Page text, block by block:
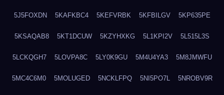
5J5FOXDN 5KAFKBC4 5KEFVRBK 5KFBILGV 5KP635PE
5KSAQAB8 5KT1DCUW 5KZYHXKG 5L1KPI2V 5L515L3S
5LCKQGH7 5LOVPA8C 5LY0K9GU 5M4U4YA3 5M8JMWFU
5MC4C6M0 5MOLUGED 5NCKLFPQ 5NI5PO7L 5NROBV9R